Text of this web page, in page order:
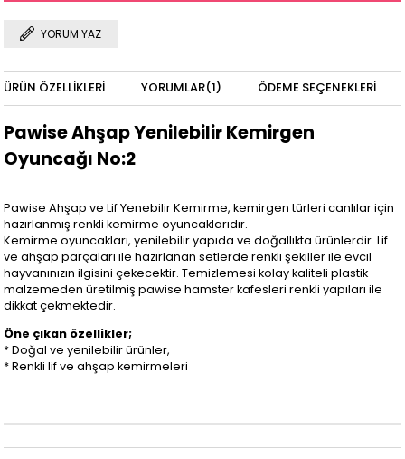
YORUM YAZ
ÜRÜN ÖZELLIKLERI YORUMLAR(1) ÖDEME SEÇENEKLERI
Pawise Ahşap Yenilebilir Kemirgen
Oyuncağı No:2
Pawise Ahşap ve Lif Yenebilir Kemirme, kemirgen türleri canlılar için
hazırlanmış renkli kemirme oyuncaklarıdır.
Kemirme oyuncakları, yenilebilir yapıda ve doğallıkta ürünlerdir. Lif
ve ahşap parçaları ile hazırlanan setlerde renkli şekiller ile evcil
hayvanınızın ilgisini çekecektir. Temizlemesi kolay kaliteli plastik
malzemeden üretilmiş pawise hamster kafesleri renkli yapıları ile
dikkat çekmektedir.
Öne çıkan özellikler;
* Doğal ve yenilebilir ürünler,
* Renkli lif ve ahşap kemirmeleri